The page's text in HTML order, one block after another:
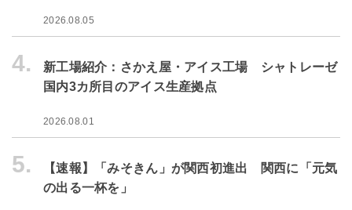
2026.08.05
4.
新工場紹介：さかえ屋・アイス工場 シャトレーゼ
国内3カ所目のアイス生産拠点
2026.08.01
5.
【速報】「みそきん」が関西初進出 関西に「元気
の出る一杯を」